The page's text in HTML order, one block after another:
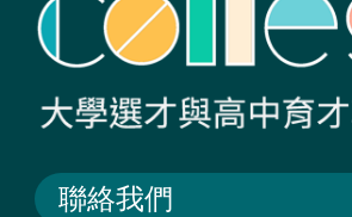
聯絡我們